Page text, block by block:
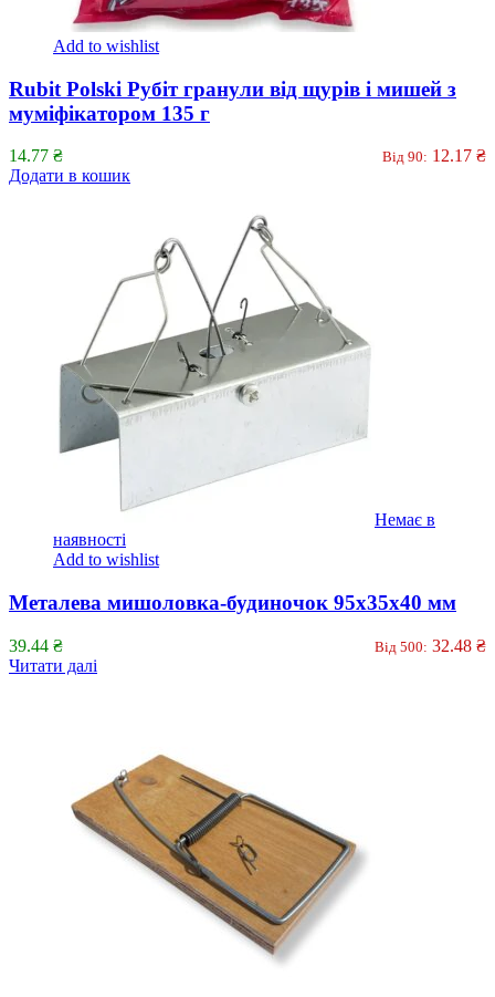
Add to wishlist
Rubit Polski Рубіт гранули від щурів і мишей з
муміфікатором 135 г
14.77 ₴ Від 90: 12.17 ₴
Додати в кошик
Немає в
наявності
Add to wishlist
Металева мишоловка-будиночок 95x35x40 мм
39.44 ₴ Від 500: 32.48 ₴
Читати далі